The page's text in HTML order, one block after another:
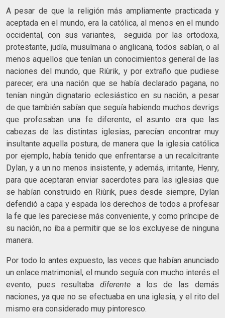
A pesar de que la religión más ampliamente practicada y
aceptada en el mundo, era la católica, al menos en el mundo
occidental, con sus variantes, seguida por las ortodoxa,
protestante, judía, musulmana o anglicana, todos sabían, o al
menos aquellos que tenían un conocimientos general de las
naciones del mundo, que Riùrik, y por extraño que pudiese
parecer, era una nación que se había declarado pagana, no
tenían ningún dignatario eclesiástico en su nación, a pesar
de que también sabían que seguía habiendo muchos devrigs
que profesaban una fe diferente, el asunto era que las
cabezas de las distintas iglesias, parecían encontrar muy
insultante aquella postura, de manera que la iglesia católica
por ejemplo, había tenido que enfrentarse a un recalcitrante
Dylan, y a un no menos insistente, y además, irritante, Henry,
para que aceptaran enviar sacerdotes para las iglesias que
se habían construido en Riùrik, pues desde siempre, Dylan
defendió a capa y espada los derechos de todos a profesar
la fe que les pareciese más conveniente, y como príncipe de
su nación, no iba a permitir que se los excluyese de ninguna
manera.
Por todo lo antes expuesto, las veces que habían anunciado
un enlace matrimonial, el mundo seguía con mucho interés el
evento, pues resultaba diferentea los de las demás
naciones, ya que no se efectuaba en una iglesia, y el rito del
mismo era considerado muy pintoresco.